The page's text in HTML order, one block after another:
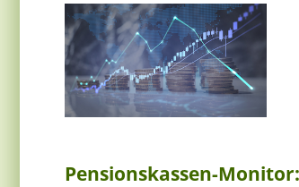
Pensionskassen-